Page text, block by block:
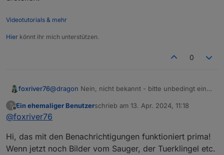
Videotutorials & mehr
Hier könnt ihr mich unterstützen.
0
foxriver76@dragon Nein, nicht bekannt - bitte unbedingt ein
?
Offline
Ein ehemaliger Benutzerschrieb am 13. Apr. 2024, 11:18
zuletzt editiert von
@foxriver76
Hi, das mit den Benachrichtigungen funktioniert prima!
Wenn jetzt noch Bilder vom Sauger, der Tuerklingel etc.